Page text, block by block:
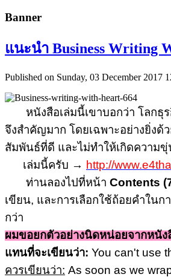
Banner
แนะนำ Business Writing
Published on Sunday, 03 December 2017
หนังสือเล่มนี้เขาบอกว่า โลกธุร
จึงสำคัญมาก โดยเฉพาะอย่างยิ่งด้
สัมพันธ์ที่ดี และไม่ทำให้เกิดความ
เล่มนี้ครับ → http://
ท่านลองไปที่หน้า Contents
เขียน, และการเลือกใช้ถ้อยคำใน
กว่า
ผมขอยกตัวอย่างนิดหน่อยจากหนัง
แทนที่จะเขียนว่า: You can't use
ควรเขียนว่า: As soon as we